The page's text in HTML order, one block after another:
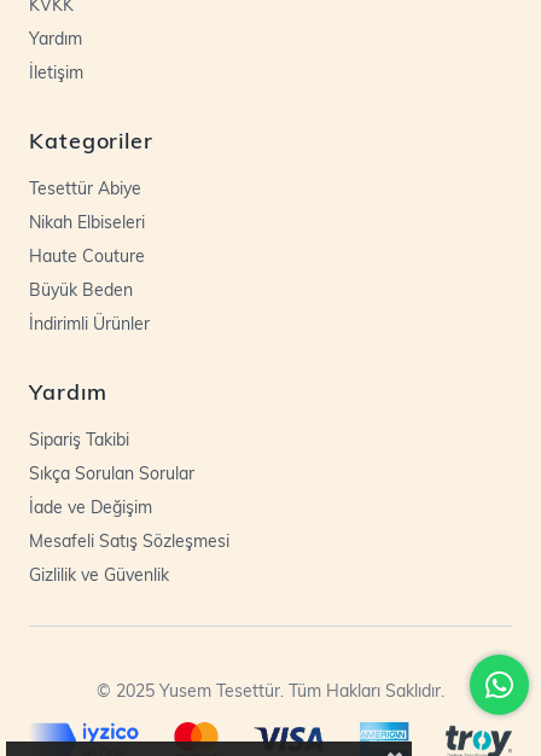
KVKK
Yardım
İletişim
Kategoriler
Tesettür Abiye
Nikah Elbiseleri
Haute Couture
Büyük Beden
İndirimli Ürünler
Yardım
Sipariş Takibi
Sıkça Sorulan Sorular
İade ve Değişim
Mesafeli Satış Sözleşmesi
Gizlilik ve Güvenlik
© 2025 Yusem Tesettür. Tüm Hakları Saklıdır.